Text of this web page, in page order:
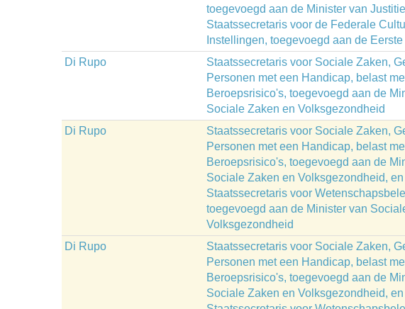
toegevoegd aan de Minister van
Staatssecretaris voor de Federale
Instellingen, toegevoegd aan de
Di Rupo
Staatssecretaris voor Sociale Zaken,
Personen met een Handicap, belast
Beroepsrisico's, toegevoegd aan de
Sociale Zaken en Volksgezondheid
Di Rupo
Staatssecretaris voor Sociale Zaken,
Personen met een Handicap, belast
Beroepsrisico's, toegevoegd aan de
Sociale Zaken en Volksgezondheid, en
Staatssecretaris voor
toegevoegd aan de Minister van
Volksgezondheid
Di Rupo
Staatssecretaris voor Sociale Zaken,
Personen met een Handicap, belast
Beroepsrisico's, toegevoegd aan de
Sociale Zaken en Volksgezondheid, en